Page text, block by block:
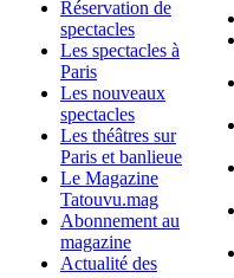
Réservation de
spectacles
Les spectacles à
Paris
Les nouveaux
spectacles
Les théâtres sur
Paris et banlieue
Le Magazine
Tatouvu.mag
Abonnement au
magazine
Actualité des